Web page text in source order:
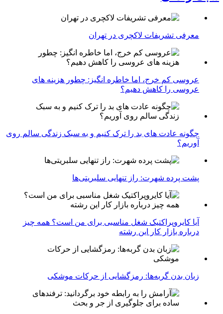
معرفی تشریفات لاکچری در تهران
عروسی کم خرج، اما خاطره انگیز: چطور هزینه های
عروسی را کاهش دهیم؟
چگونه عادت‌ های بد را ترک کنیم و به سبک زندگی سالم روی
آوریم؟
پشت پرده شهرت: راز تنهایی سلبریتی‌ها
آیا کایروپراکتیک شغل مناسبی برای من است؟ همه چیز
درباره بازار کار این رشته
زبان بدن گربه‌ها: رمزگشایی از حرکات موشکی